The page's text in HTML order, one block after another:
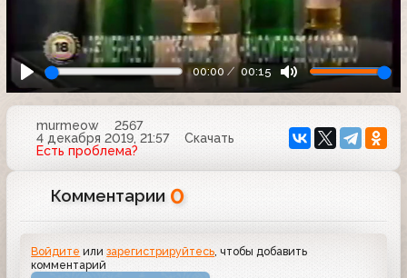
00:00 00:15
murmeow
2567
4 декабря 2019, 21:57
Скачать
Есть проблема?
Комментарии 0
Войдите илизарегистрируйтесь, чтобы добавить
комментарий